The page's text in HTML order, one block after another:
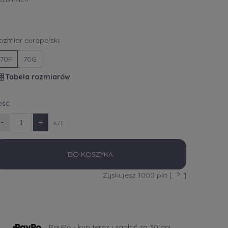
europejski:
70F
70G
Tabela rozmiarów
- + szt.
DO KOSZYKA
Zyskujesz 1000 pkt [ ? ]